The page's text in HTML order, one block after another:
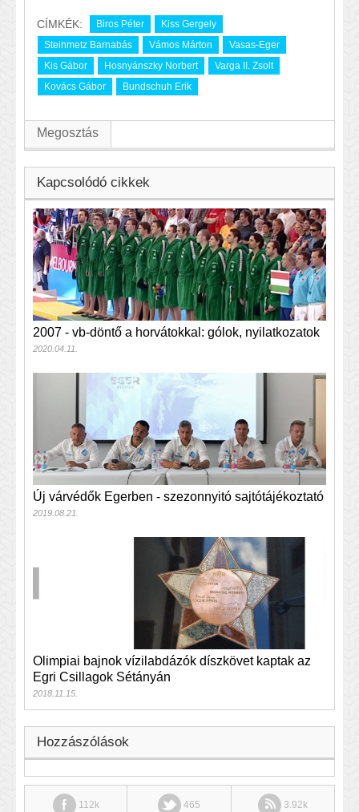
CÍMKÉK: Biros Péter
Kiss Gergely
Steinmetz Barnabás
Vámos Márton
Vasas-Eger
Kis Gábor
Hosnyánszky Norbert
Varga II. Zsolt
Kovács Gábor
Bundschuh Erik
Megosztás
Kapcsolódó cikkek
2007 - vb-döntő a horvátokkal: gólok, nyilatkozatok
2020.04.11.
Új várvédők Egerben - szezonnyitó sajtótájékoztató
2019.08.21.
Olimpiai bajnok vízilabdázók díszkövet kaptak az
Egri Csillagok Sétányán
2018.11.15.
Hozzászólások
112k 465 3.92k